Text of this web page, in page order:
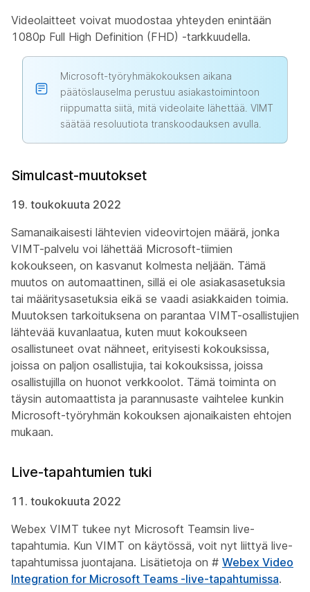
Videolaitteet voivat muodostaa yhteyden enintään
1080p Full High Definition (FHD) -tarkkuudella.
Microsoft-työryhmäkokouksen aikana
päätöslauselma perustuu asiakastoimintoon
riippumatta siitä, mitä videolaite lähettää. VIMT
säätää resoluutiota transkoodauksen avulla.
Simulcast-muutokset
19. toukokuuta 2022
Samanaikaisesti lähtevien videovirtojen määrä, jonka
VIMT-palvelu voi lähettää Microsoft-tiimien
kokoukseen, on kasvanut kolmesta neljään. Tämä
muutos on automaattinen, sillä ei ole asiakasasetuksia
tai määritysasetuksia eikä se vaadi asiakkaiden toimia.
Muutoksen tarkoituksena on parantaa VIMT-osallistujien
lähtevää kuvanlaatua, kuten muut kokoukseen
osallistuneet ovat nähneet, erityisesti kokouksissa,
joissa on paljon osallistujia, tai kokouksissa, joissa
osallistujilla on huonot verkkoolot. Tämä toiminta on
täysin automaattista ja parannusaste vaihtelee kunkin
Microsoft-työryhmän kokouksen ajonaikaisten ehtojen
mukaan.
Live-tapahtumien tuki
11. toukokuuta 2022
Webex VIMT tukee nyt Microsoft Teamsin live-
tapahtumia. Kun VIMT on käytössä, voit nyt liittyä live-
tapahtumissa juontajana. Lisätietoja on # Webex Video
Integration for Microsoft Teams -live-tapahtumissa.